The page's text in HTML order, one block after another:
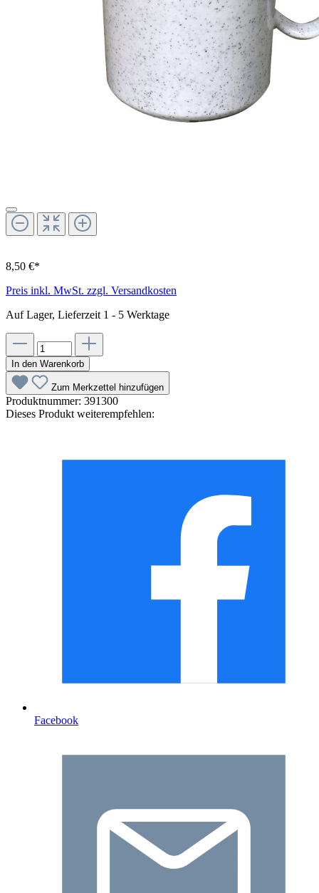
8,50 €*
Preis inkl. MwSt. zzgl. Versandkosten
Auf Lager, Lieferzeit 1 - 5 Werktage
In den Warenkorb
Zum Merkzettel hinzufügen
Produktnummer: 391300
Dieses Produkt weiterempfehlen:
Facebook